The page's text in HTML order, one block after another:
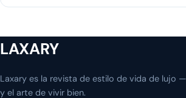
LAXARY
Laxary es la revista de estilo de vida de lujo
y el arte de vivir bien.